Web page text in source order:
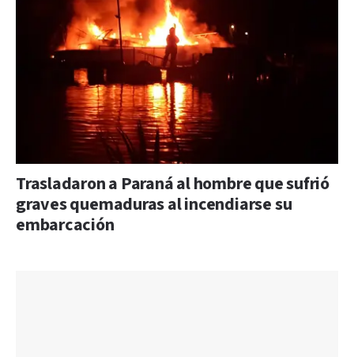
Trasladaron a Paraná al hombre que sufrió
graves quemaduras al incendiarse su
embarcación